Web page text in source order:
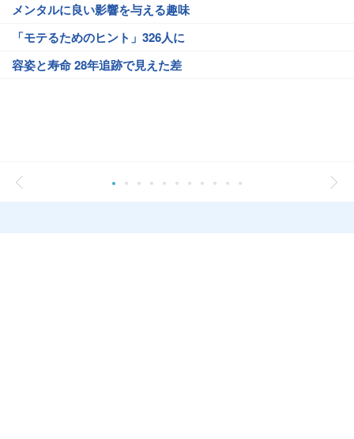
メンタルに良い影響を与える趣味
「モテるためのヒント」326人に
容姿と寿命 28年追跡で見えた差